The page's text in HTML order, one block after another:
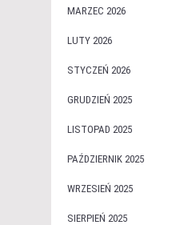
MARZEC 2026
LUTY 2026
STYCZEŃ 2026
GRUDZIEŃ 2025
LISTOPAD 2025
PAŹDZIERNIK 2025
WRZESIEŃ 2025
SIERPIEŃ 2025